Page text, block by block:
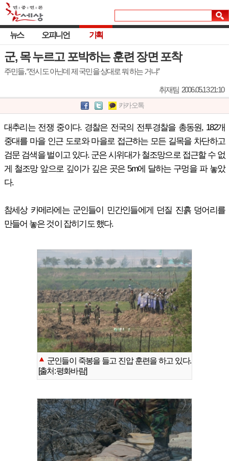
뉴스 오피니언 기획
군, 목 누르고 포박하는 훈련 장면 포착
주민들, “전시도 아닌데 제 국민을 상대로 뭐 하는 거냐”
취재팀 2006.05.13 21:10
카카오톡
대추리는 전쟁 중이다. 경찰은 전국의 전투경찰을 총동원, 182개
중대를 마을 인근 도로와 마을로 접근하는 모든 길목을 차단하고
검문 검색을 벌이고 있다. 군은 시위대가 철조망으로 접근할 수 없
게 철조망 앞으로 깊이가 깊은 곳은 5m에 달하는 구멍을 파 놓았
다.
참세상 카메라에는 군인들이 민간인들에게 던질 진흙 덩어리를
만들어 놓은 것이 잡히기도 했다.
군인들이 죽봉을 들고 진압 훈련을 하고 있다.
[출처: 평화바람]